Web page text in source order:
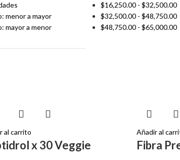
menor a mayor
mayor a menor
$16,250.00- $32,500.00
$32,500.00- $48,750.00
$48,750.00- $65,000.00
al carrito
x 30 Veggie
Añadir al
Fibra